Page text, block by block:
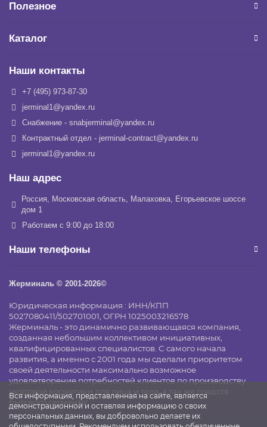
Вся информация, представленная на сайте, является
демонстрационной и оставляя информацию о своих
персональных данных, вы добровольно делаете их
Полезное
Каталог
Наши контакты
+7 (495) 973-87-30
jerminal1@yandex.ru
Снабжение - snabjerminal@yandex.ru
Контрактный отдел - jerminal-contract@yandex.ru
jerminal1@yandex.ru
Наш адрес
Россия, Московская область, Малаховка, Егорьевское шоссе
дом 1
Работаем с 9:00 до 18:00
Наши телефоны
Жерминаль © 2001-2026©
Юридическая информация : ИНН/КПП
5027080411/502701001, ОГРН 1025003216578
Жерминаль - это динамично развивающаяся компания,
созданная небольшим коллективом инициативных,
квалифицированных специалистов. С самого начала
развития, а именно с 2001 года мы сделали приоритетом
своей деятельности максимально возможное
удовлетворение потребностей клиентов по производству
уходовой косметики для лица и тела, а так же средств
бытового сегмента!